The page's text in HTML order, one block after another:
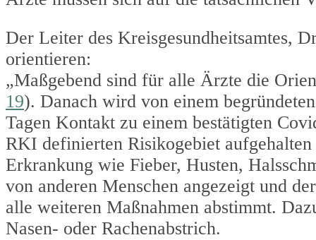
Der Leiter des Kreisgesundheitsamtes,
orientieren:
„Maßgebend sind für alle Ärzte die
19). Danach wird von einem
Tagen Kontakt zu einem bestätigten
RKI definierten Risikogebiet
Erkrankung wie Fieber, Husten,
von anderen Menschen angezeigt und
alle weiteren Maßnahmen abstimmt.
Nasen- oder Rachenabstrich.